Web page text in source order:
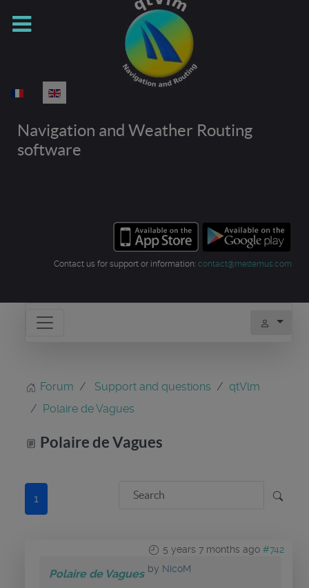
Select your language
Navigation and Weather Routing
software
Contact us for support or information: contact@meltemus.com
Forum Support and questions
qtVlm
Polaire de Vagues
Polaire de Vagues
1
5 years 7 months ago #742
by NicoM
Polaire de Vagues